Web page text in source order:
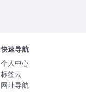
快速导航
个人中心
标签云
网址导航